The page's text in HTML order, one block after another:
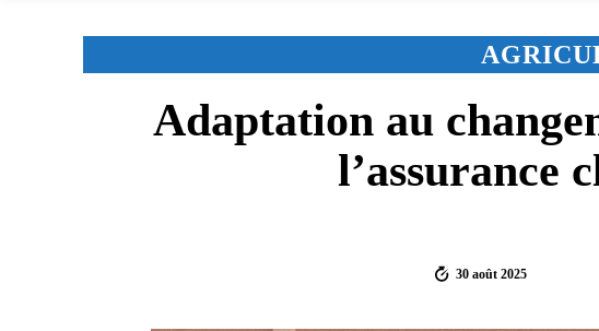
Adaptation au
l’assurance
30 août 2025